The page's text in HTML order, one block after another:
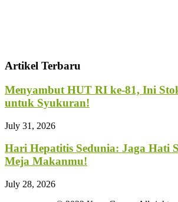
Artikel Terbaru
Menyambut HUT RI ke-81, Ini
untuk Syukuran!
July 31, 2026
Hari Hepatitis Sedunia: Jaga Hati
Meja Makanmu!
July 28, 2026